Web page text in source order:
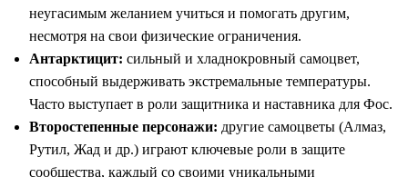
неугасимым желанием учиться и помогать другим,
несмотря на свои физические ограничения.
Антарктицит: сильный и хладнокровный самоцвет,
способный выдерживать экстремальные температуры.
Часто выступает в роли защитника и наставника для Фос.
Второстепенные персонажи: другие самоцветы (Алмаз,
Рутил, Жад и др.) играют ключевые роли в защите
сообщества, каждый со своими уникальными